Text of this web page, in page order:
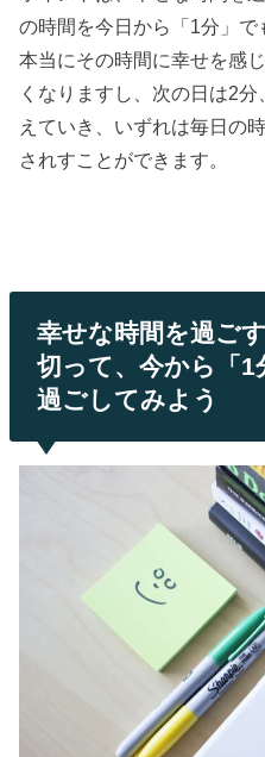
の時間を今日から「1分」で
本当にその時間に幸せを感
くなりますし、次の日は2
えていき、いずれは毎日の
されすことができます。
幸せな時間を過ご
切って、今から「1
過ごしてみよう